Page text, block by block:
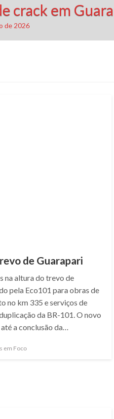
crack em
de 2026
de Guarapari
na altura do trevo de
pela Eco101 para obras de
no km 335 e serviços de
da BR-101. O novo
a conclusão da…
em Foco